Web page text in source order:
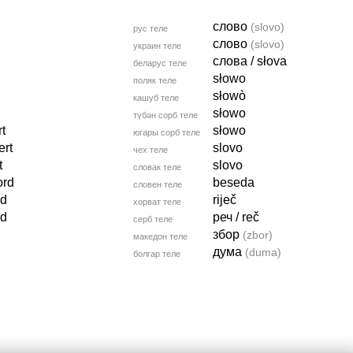
рус теле слово (slovo)
украин теле слово (slovo)
беларус теле слова / słova
поляк теле słowo
кашуб теле słowò
түбән сорб теле słowo
югары сорб теле słowo
чех теле slovo
словак теле slovo
словен теле beseda
хорват теле riječ
серб теле реч / reč
македон теле збор (zbor)
болгар теле дума (duma)